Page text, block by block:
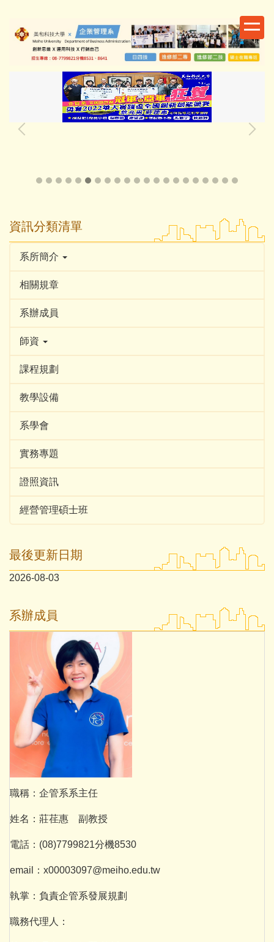
主
資訊分類清單
系所簡介
相關規章
系辦成員
師資
課程規劃
教學設備
系學會
實務專題
證照資訊
經營管理碩士班
最後更新日期
2026-08-03
系辦成員
職稱：企管系系主任
姓名：莊荏惠 副教授
電話：(08)7799821分機8530
email：x00003097@meiho.edu.tw
執掌：負責企管系發展規劃
職務代理人：